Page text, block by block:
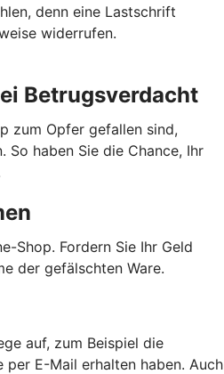
denn eine Lastschrift
widerrufen.
Betrugsverdacht
zum Opfer gefallen sind,
So haben Sie die Chance, Ihr
Shop. Fordern Sie Ihr Geld
der gefälschten Ware.
auf, zum Beispiel die
per E-Mail erhalten haben. Auch